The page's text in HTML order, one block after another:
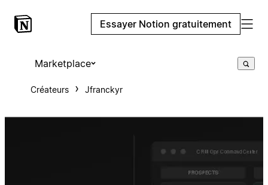
Essayer Notion gratuitement
Marketplace
Créateurs Jfranckyr